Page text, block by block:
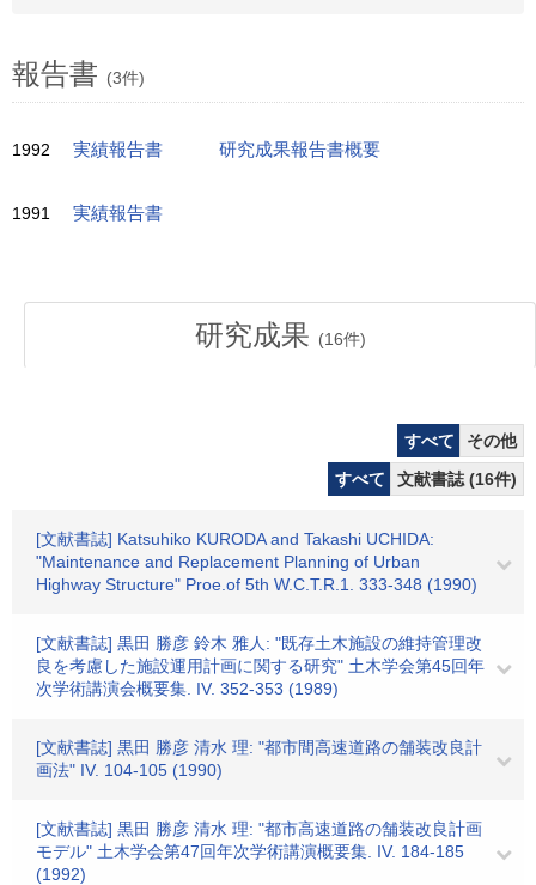
報告書 (3件)
1992 実績報告書 研究成果報告書概要
1991 実績報告書
研究成果 (16件)
すべて
その他
すべて
文献書誌 (16件)
[文献書誌] Katsuhiko KURODA and Takashi UCHIDA:
"Maintenance and Replacement Planning of Urban
Highway Structure" Proe.of 5th W.C.T.R.1. 333-348 (1990)
[文献書誌] 黒田 勝彦 鈴木 雅人: "既存土木施設の維持管理改
良を考慮した施設運用計画に関する研究" 土木学会第45回年
次学術講演会概要集. IV. 352-353 (1989)
[文献書誌] 黒田 勝彦 清水 理: "都市間高速道路の舗装改良計
画法" IV. 104-105 (1990)
[文献書誌] 黒田 勝彦 清水 理: "都市高速道路の舗装改良計画
モデル" 土木学会第47回年次学術講演概要集. IV. 184-185
(1992)